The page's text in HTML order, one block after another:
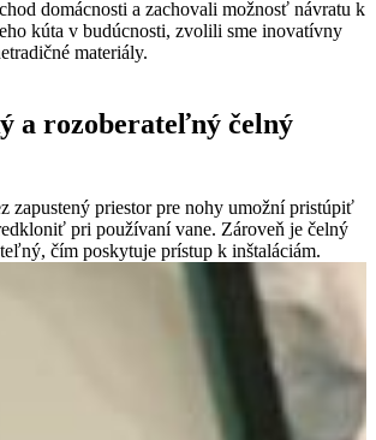
domácnosti a zachovali možnosť návratu k
kúta v budúcnosti, zvolili sme inovatívny
materiály.
a rozoberateľný čelný
zapustený priestor pre nohy umožní pristúpiť
pri používaní vane. Zároveň je čelný
čím poskytuje prístup k inštaláciám.